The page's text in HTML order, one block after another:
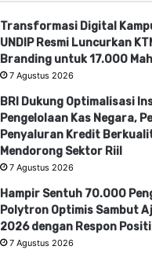
Transformasi Digital
UNDIP Resmi Luncurkan
Branding untuk 17.000
7 Agustus 2026
BRI Dukung Optimalisasi
Pengelolaan Kas Negara,
Penyaluran Kredit
Mendorong Sektor Riil
7 Agustus 2026
Hampir Sentuh 70.000
Polytron Optimis Sambut
2026 dengan Respon
7 Agustus 2026